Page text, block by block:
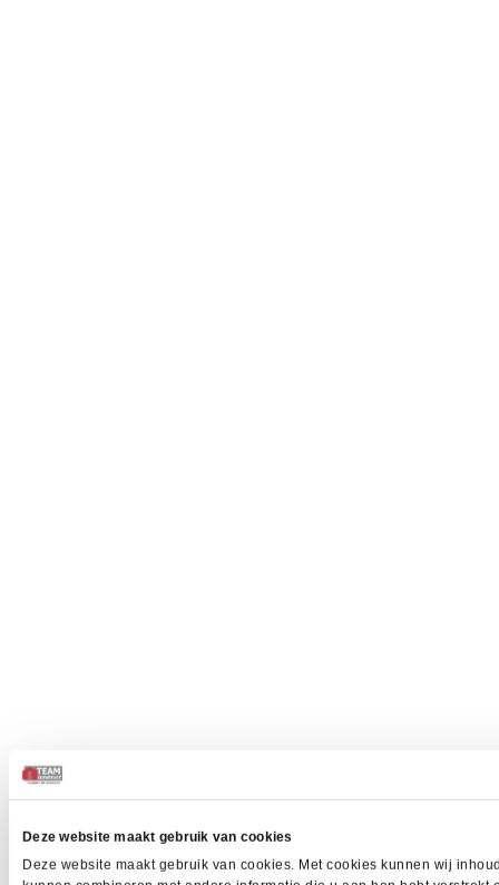
Deze website maakt gebruik van cookies
Deze website maakt gebruik van cookies. Met cookies kunnen wij